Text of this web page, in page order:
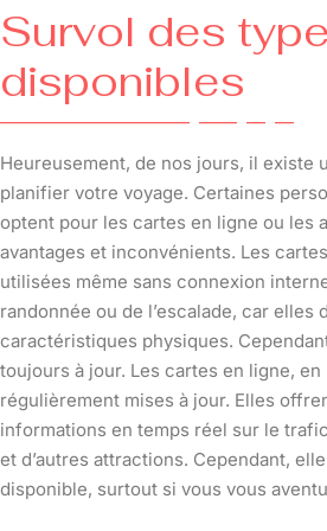
Survol des
disponibles
Heureusement, de nos jours, il existe
planifier votre voyage. Certaines
optent pour les cartes en ligne ou les
avantages et inconvénients. Les
utilisées même sans connexion
randonnée ou de l’escalade, car
caractéristiques physiques.
toujours à jour. Les cartes en ligne,
régulièrement mises à jour. Elles
informations en temps réel sur le
et d’autres attractions. Cependant,
disponible, surtout si vous vous